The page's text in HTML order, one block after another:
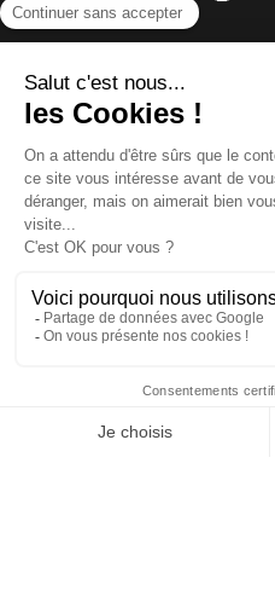
NOUS CONTACTER
INFORMATIONS
NOS PARTENAIRES
HORAIRES
Copyright © 2026 Kayman